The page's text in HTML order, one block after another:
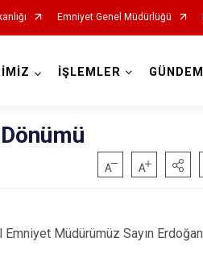
Emniyet Genel Müdürlüğü
İŞLEMLER GÜNDEM
Müdürümüz Sayın Erdoğan